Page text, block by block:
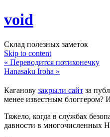
void
Склад полезных заметок
Skip to content
« Переводится потихонечку
Hanasaku Iroha »
Каганову закрыли сайт за
менее известным блоггером?
Тяжело, когда в службах
давности в многочисленных